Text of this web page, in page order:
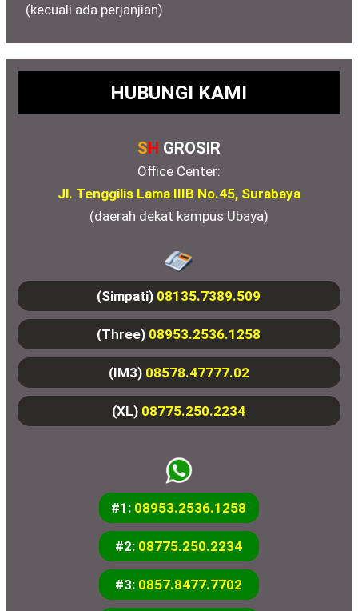
(kecuali ada perjanjian)
HUBUNGI KAMI
SH GROSIR
Office Center:
Jl. Tenggilis Lama IIIB No.45, Surabaya
(daerah dekat kampus Ubaya)
(Simpati) 08135.7389.509
(Three) 08953.2536.1258
(IM3) 08578.47777.02
(XL) 08775.250.2234
#1: 08953.2536.1258
#2: 08775.250.2234
#3: 0857.8477.7702